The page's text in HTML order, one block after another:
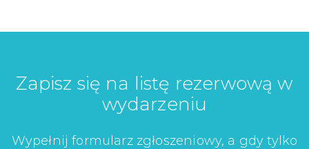
Zapisz się na listę rezerwową w
wydarzeniu
Wypełnij formularz zgłoszeniowy, a gdy tylko